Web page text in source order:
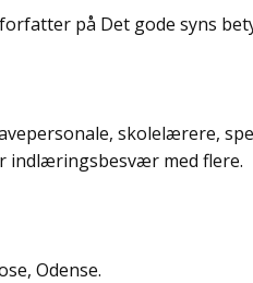
på Det gode syns
skolelærere,
indlæringsbesvær med flere.
Odense.